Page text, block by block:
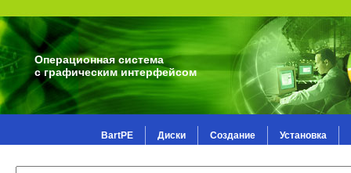
Операционная система
с графическим интерфейсом
BartPE Диски Создание Установка